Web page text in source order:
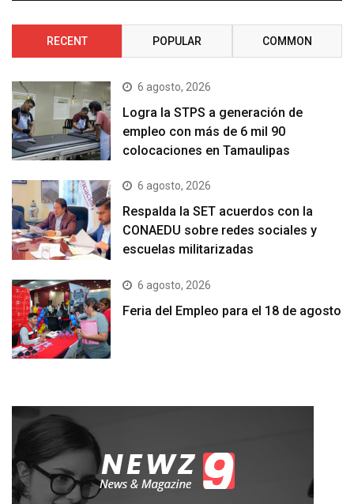
RECENT POPULAR COMMON
6 agosto, 2026
Logra la STPS a generación de
empleo con más de 6 mil 90
colocaciones en Tamaulipas
6 agosto, 2026
Respalda la SET acuerdos con la
CONAEDU sobre redes sociales y
escuelas militarizadas
6 agosto, 2026
Feria del Empleo para el 18 de agosto